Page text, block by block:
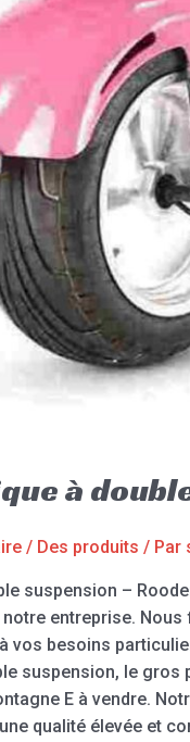
à
/ Des produits / Par
suspension –
notre entreprise.
vos besoins
suspension, le gros
E à vendre.
qualité élevée et